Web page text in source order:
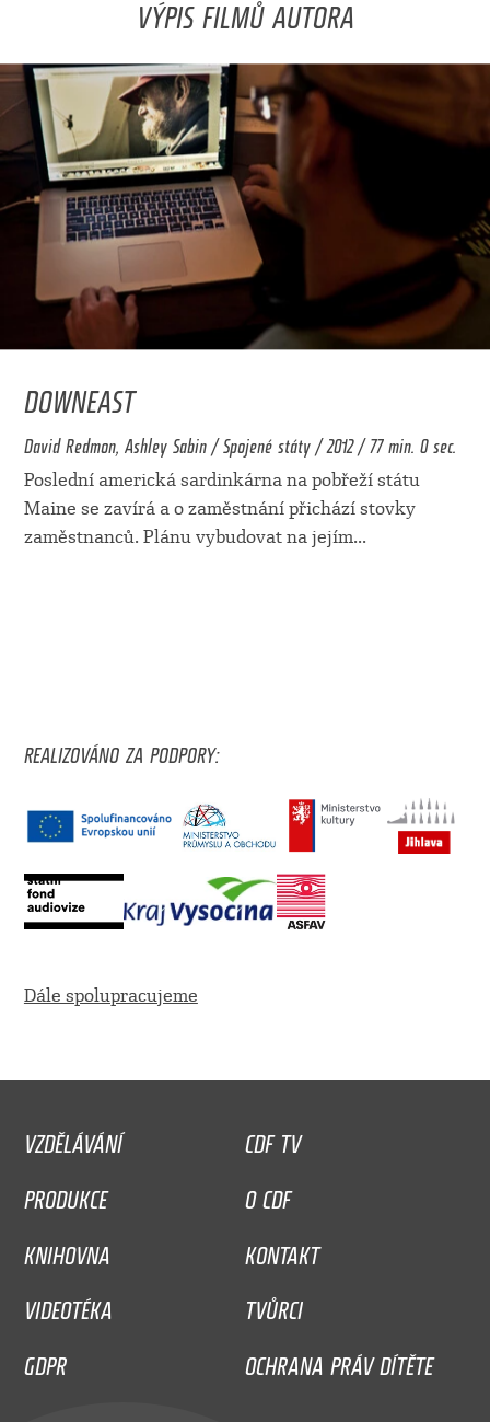
VÝPIS FILMŮ AUTORA
DOWNEAST
David Redmon, Ashley Sabin / Spojené státy / 2012 / 77 min. 0 sec.
Poslední americká sardinkárna na pobřeží státu
Maine se zavírá a o zaměstnání přichází stovky
zaměstnanců. Plánu vybudovat na jejím...
REALIZOVÁNO ZA PODPORY:
Dále spolupracujeme
VZDĚLÁVÁNÍ
CDF TV
PRODUKCE
O CDF
KNIHOVNA
KONTAKT
VIDEOTÉKA
TVŮRCI
GDPR
OCHRANA PRÁV DÍTĚTE